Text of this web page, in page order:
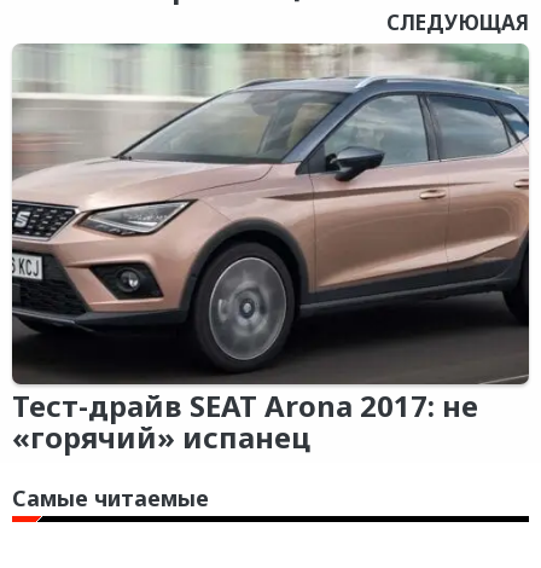
СЛЕДУЮЩАЯ
Тест-драйв SEAT Arona 2017: не
«горячий» испанец
Самые читаемые